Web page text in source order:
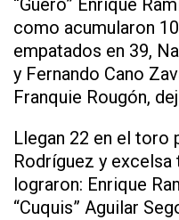
“Güero” Enrique
como acumularon
empatados en 39,
y Fernando Cano
Franquie Rougón,
Llegan 22 en el toro
Rodríguez y excelsa
lograron: Enrique
“Cuquis” Aguilar